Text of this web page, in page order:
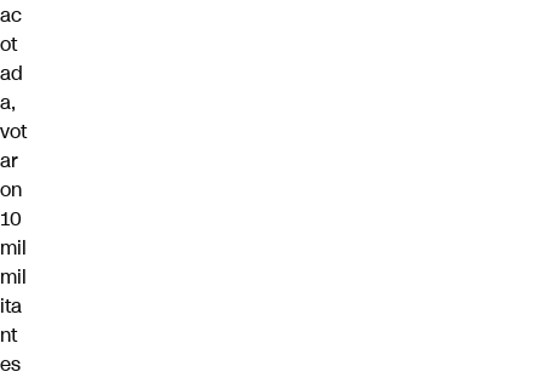
ac
ot
ad
a,
vot
ar
on
10
mil
mil
ita
nt
es